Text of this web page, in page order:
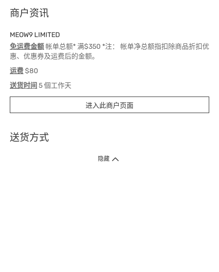
商户资讯
MEOW9 LIMITED
免运费金额帐单总额* 满$350 *注： 帐单净总额指扣除商品折扣优
惠、优惠券及运费后的金额。
运费$80
送货时间 5 個工作天
进入此商户页面
送货方式
1. 送货到府（受卫生署条例规管产品除外 ）
隐藏